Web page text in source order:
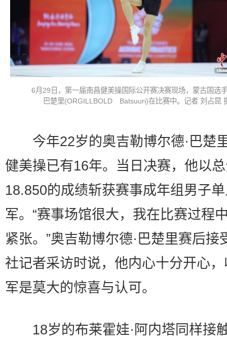
6月29日，第一届南昌健美操国际公开赛决赛现场，蒙古国选手
巴楚里(ORGILLBOLD Batsuuri)在比赛中。记者 刘占昆
今年22岁的奥吉勒博尔德·巴楚
健美操已有16年。当日决赛，他以
18.850的成绩斩获赛事成年组男子
军。“赛事场馆很大，我在比赛过程
紧张。”奥吉勒博尔德·巴楚里赛后接
社记者采访时说，他内心十分开心
军是莫大的惊喜与认可。
18岁的布莱霍娃·阿内塔同样接